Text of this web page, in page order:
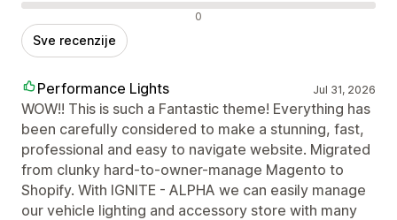
Negativne recenzije 0
Sve recenzije
Performance Lights Jul 31, 2026
WOW!! This is such a Fantastic theme! Everything has
been carefully considered to make a stunning, fast,
professional and easy to navigate website. Migrated
from clunky hard-to-owner-manage Magento to
Shopify. With IGNITE - ALPHA we can easily manage
our vehicle lighting and accessory store with many